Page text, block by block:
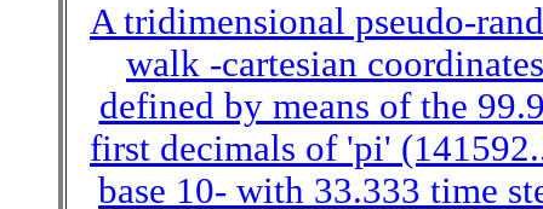
A tridimensional pseudo-
walk -cartesian
defined by means of the
first decimals of 'pi'
base 10- with 33.333 time